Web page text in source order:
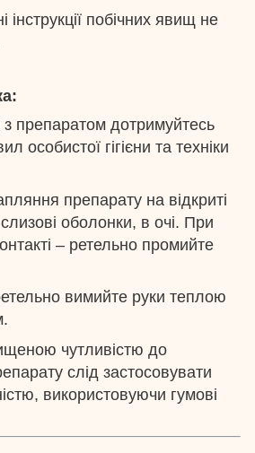
інструкції побічних явищ не
з препаратом дотримуйтесь
особистої гігієни та техніки
препарату на відкриті
оболонки, в очі. При
– ретельно промийте
вимийте руки теплою
чутливістю до
слід застосовувати
використовуючи гумові